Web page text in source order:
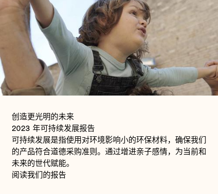
创造更光明的未来
2023 年可持续发展报告
可持续发展是指使用对环境影响小的环保材料，确保我们
的产品符合道德采购准则。通过增进亲子感情，为当前和
未来的世代赋能。
阅读我们的报告